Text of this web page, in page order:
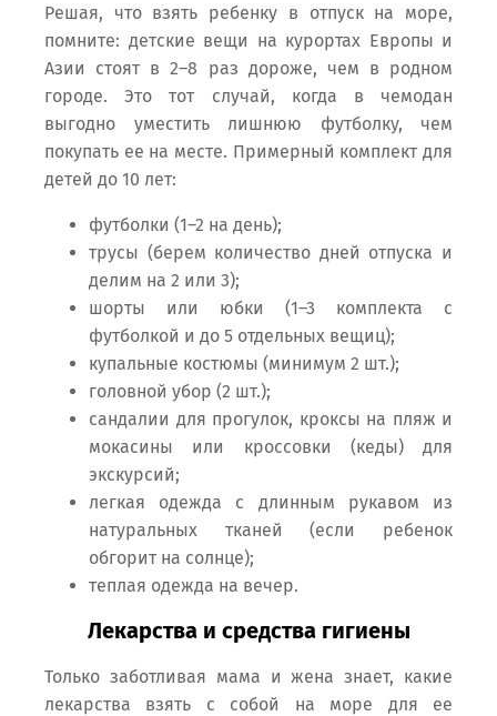
Решая, что взять ребенку в отпуск на море,
помните: детские вещи на курортах Европы и
Азии стоят в 2–8 раз дороже, чем в родном
городе. Это тот случай, когда в чемодан
выгодно уместить лишнюю футболку, чем
покупать ее на месте. Примерный комплект для
детей до 10 лет:
футболки (1–2 на день);
трусы (берем количество дней отпуска и
делим на 2 или 3);
шорты или юбки (1–3 комплекта с
футболкой и до 5 отдельных вещиц);
купальные костюмы (минимум 2 шт.);
головной убор (2 шт.);
сандалии для прогулок, кроксы на пляж и
мокасины или кроссовки (кеды) для
экскурсий;
легкая одежда с длинным рукавом из
натуральных тканей (если ребенок
обгорит на солнце);
теплая одежда на вечер.
Лекарства и средства гигиены
Только заботливая мама и жена знает, какие
лекарства взять с собой на море для ее